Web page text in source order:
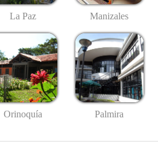
La Paz Manizales
Orinoquía Palmira